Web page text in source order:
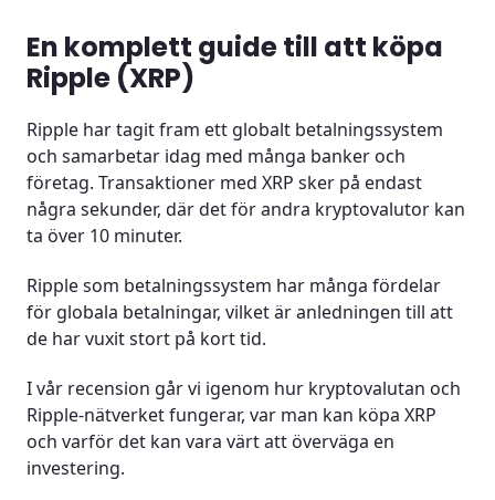
Är det en bra idé att investera i Ripple?
Kan man daytrada med XRP?
Ripple som långsiktig investering
Ripple och dess konkurrenter
Slutord
Vanliga frågor (FAQ)
En komplett guide till att köpa
Ripple (XRP)
Ripple har tagit fram ett globalt betalningssystem
och samarbetar idag med många banker och
företag. Transaktioner med XRP sker på endast
några sekunder, där det för andra kryptovalutor kan
ta över 10 minuter.
Ripple som betalningssystem har många fördelar
för globala betalningar, vilket är anledningen till att
de har vuxit stort på kort tid.
I vår recension går vi igenom hur kryptovalutan och
Ripple-nätverket fungerar, var man kan köpa XRP
och varför det kan vara värt att överväga en
investering.